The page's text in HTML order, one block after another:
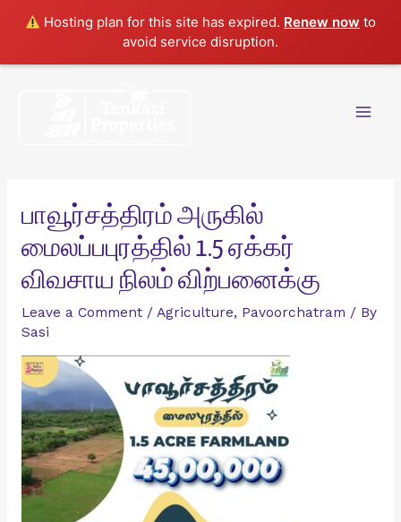
Hosting plan for this site has expired. Renew now to
avoid service disruption.
பாவூர்சத்திரம் அருகில்
மைலப்பபுரத்தில் 1.5 ஏக்கர்
விவசாய நிலம் விற்பனைக்கு
Leave a Comment / Agriculture, Pavoorchatram / By
Sasi